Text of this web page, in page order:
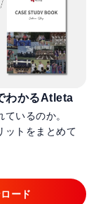
わかるAtleta
いるのか。
ットをまとめて
ード